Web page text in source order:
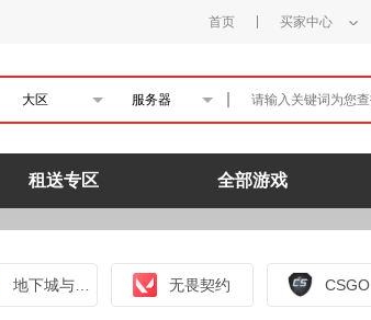
首页 买家中心
大区 服务器
租送专区 全部游戏
无畏契约 CSGO